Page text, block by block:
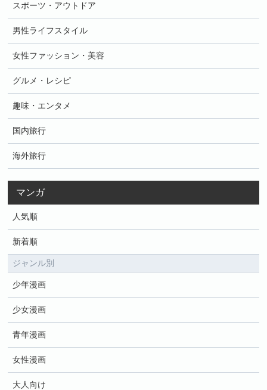
スポーツ・アウトドア
男性ライフスタイル
女性ファッション・美容
グルメ・レシピ
趣味・エンタメ
国内旅行
海外旅行
マンガ
人気順
新着順
ジャンル別
少年漫画
少女漫画
青年漫画
女性漫画
大人向け